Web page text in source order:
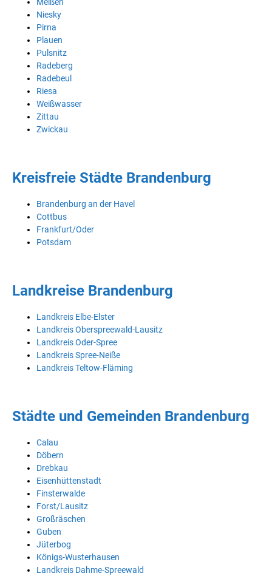
Meißen
Niesky
Pirna
Plauen
Pulsnitz
Radeberg
Radebeul
Riesa
Weißwasser
Zittau
Zwickau
Kreisfreie Städte Brandenburg
Brandenburg an der Havel
Cottbus
Frankfurt/Oder
Potsdam
Landkreise Brandenburg
Landkreis Elbe-Elster
Landkreis Oberspreewald-Lausitz
Landkreis Oder-Spree
Landkreis Spree-Neiße
Landkreis Teltow-Fläming
Städte und Gemeinden Brandenburg
Calau
Döbern
Drebkau
Eisenhüttenstadt
Finsterwalde
Forst/Lausitz
Großräschen
Guben
Jüterbog
Königs-Wusterhausen
Landkreis Dahme-Spreewald